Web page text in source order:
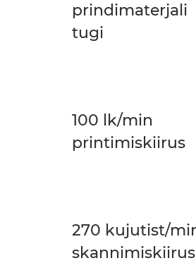
prindimaterjali
tugi
100 lk/min
printimiskiirus
270 kujutist/
skannimiskiirus